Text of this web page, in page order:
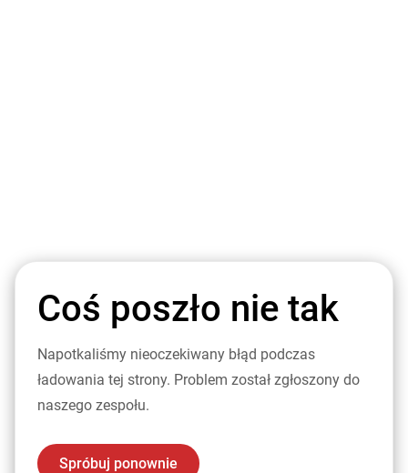
Coś poszło nie tak
Napotkaliśmy nieoczekiwany błąd podczas
ładowania tej strony. Problem został zgłoszony do
naszego zespołu.
Spróbuj ponownie